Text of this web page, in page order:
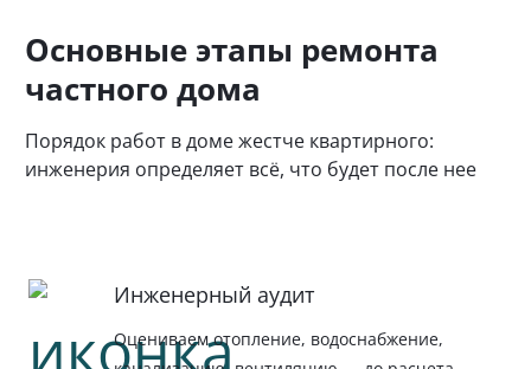
Основные этапы ремонта
частного дома
Порядок работ в доме жестче квартирного:
инженерия определяет всё, что будет после нее
Инженерный аудит
Оцениваем отопление, водоснабжение,